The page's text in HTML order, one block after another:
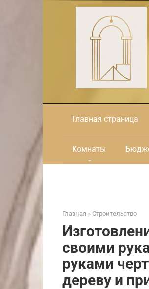
Главная страница
Комнаты
Главная » Строительство
своими
руками
дереву и